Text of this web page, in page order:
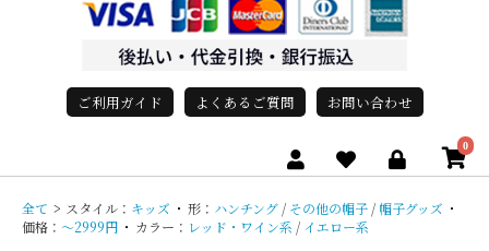
ご利用ガイド よくあるご質問 お問い合わせ
0
全て > スタイル： キッズ ・ 形： ハンチング / その他の帽子 / 帽子グッズ ・
価格： 〜2999円 ・ カラー： レッド・ワイン系 / イエロー系